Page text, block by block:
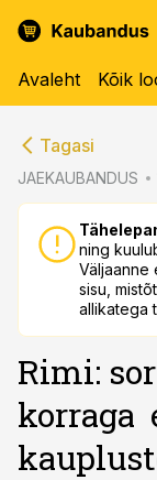
Avaleht Kõik
Tagasi
JAEKAUBANDUS
ning
Väljaanne
sisu,
allikatega
Rimi:
korraga